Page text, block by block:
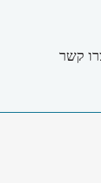
קשר